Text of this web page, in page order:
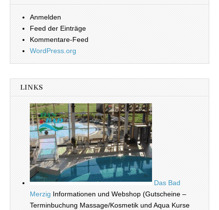
Anmelden
Feed der Einträge
Kommentare-Feed
WordPress.org
LINKS
Das Bad
Merzig Informationen und Webshop (Gutscheine –
Terminbuchung Massage/Kosmetik und Aqua Kurse